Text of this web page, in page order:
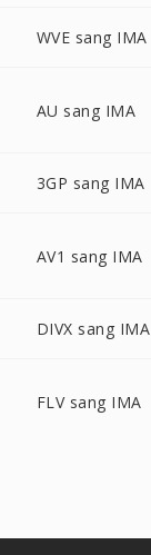
WVE sang IMA
AU sang IMA
3GP sang IMA
AV1 sang IMA
DIVX sang IMA
FLV sang IMA